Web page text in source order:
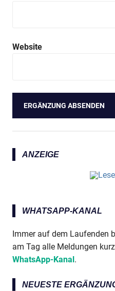
Website
ANZEIGE
WHATSAPP-KANAL
Immer auf dem Laufenden
am Tag alle Meldungen
WhatsApp-Kanal.
NEUESTE